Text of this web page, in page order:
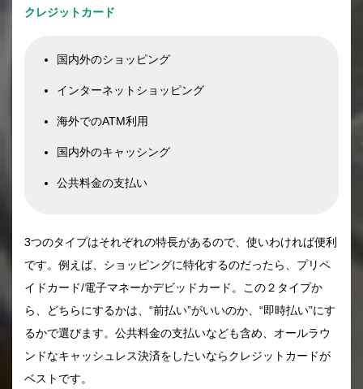
クレジットカード
国内外のショッピング
インターネットショッピング
海外でのATM利用
国内外のキャッシング
公共料金の支払い
3つのタイプはそれぞれの特長があるので、使いわければ便利
です。例えば、ショッピングに特化するのだったら、プリペ
イドカード/電子マネーかデビッドカード。この２タイプか
ら、どちらにするかは、“前払い”がいいのか、“即時払い”にす
るかで選びます。公共料金の支払いなども含め、オールラウ
ンドなキャッシュレス決済をしたいならクレジットカードが
ベストです。